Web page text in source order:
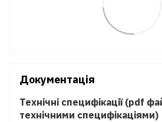
Документація
Технічні специфікації (pdf
технічними специфікаціями)